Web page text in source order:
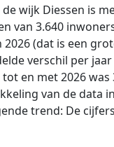
wijk Diessen is
van 3.640
2026 (dat is een
verschil per
en met 2026
van de data
trend: De